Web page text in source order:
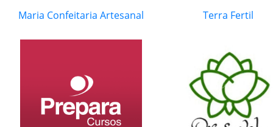
Maria Confeitaria Artesanal Terra Fertil